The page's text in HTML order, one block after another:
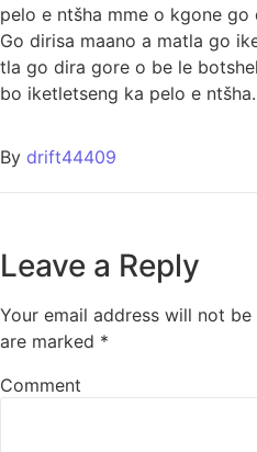
pelo e ntšha mme o kgone
Go dirisa maano a matla go
tla go dira gore o be le
bo iketletseng ka pelo e ntšha.
By drift44409
Leave a Reply
Your email address will not be
are marked *
Comment